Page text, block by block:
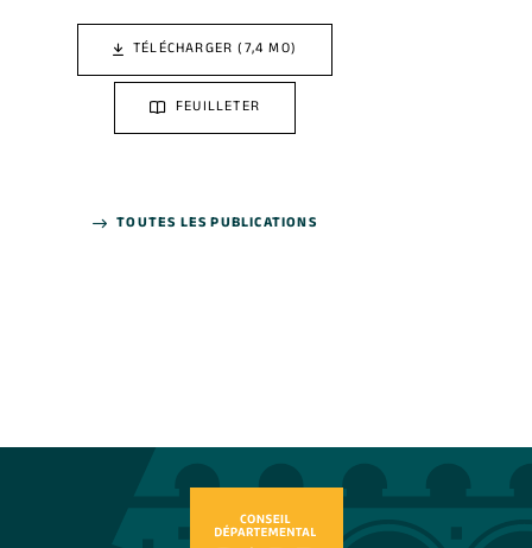
TÉLÉCHARGER (7,4 MO)
FEUILLETER
TOUTES LES PUBLICATIONS